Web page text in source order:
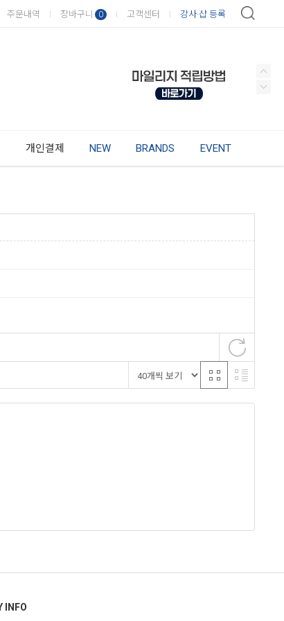
주문내역 장바구니 0 고객센터 강사·샵 등록
개인결제 NEW BRANDS EVENT
INFO